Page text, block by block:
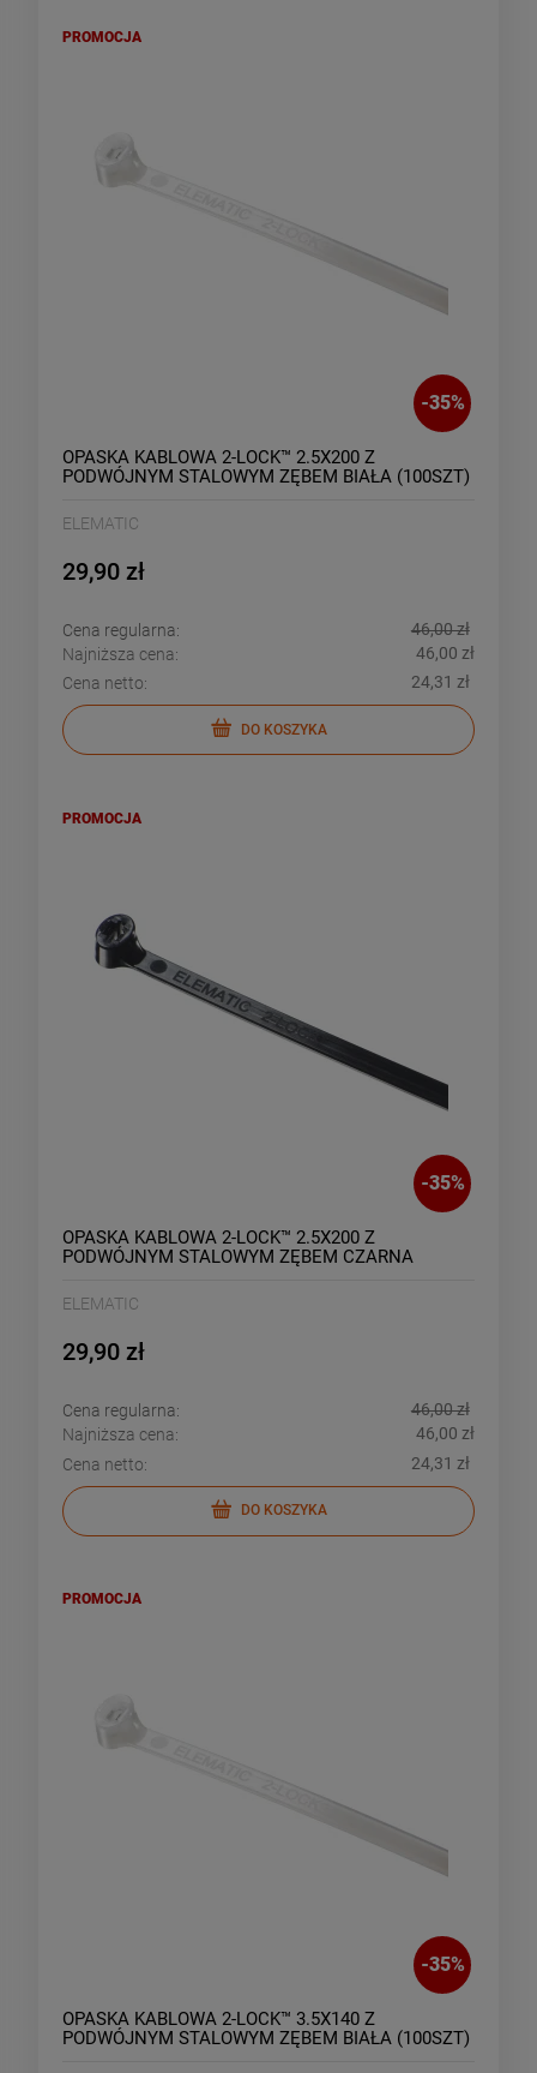
-35%
OPASKA KABLOWA 2-LOCK™ 2.5X200 Z
PODWÓJNYM STALOWYM ZĘBEM BIAŁA (100SZT)
ELEMATIC
29,90 zł
Cena regularna:
46,00 zł
Najniższa cena:
46,00 zł
Cena netto:
24,31 zł
DO KOSZYKA
PROMOCJA
-35%
OPASKA KABLOWA 2-LOCK™ 2.5X200 Z
PODWÓJNYM STALOWYM ZĘBEM CZARNA
ELEMATIC
29,90 zł
Cena regularna:
46,00 zł
Najniższa cena:
46,00 zł
Cena netto:
24,31 zł
DO KOSZYKA
PROMOCJA
-35%
OPASKA KABLOWA 2-LOCK™ 3.5X140 Z
PODWÓJNYM STALOWYM ZĘBEM BIAŁA (100SZT)
PROMOCJA